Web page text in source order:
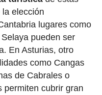
elección
lugares como
pueden ser
En Asturias, otro
como Cangas
de Cabrales o
permiten cubrir gran